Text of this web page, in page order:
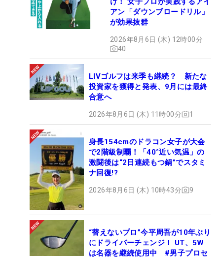
アン「ダウンブロードリル」
が効果抜群
2026年8月6日 (木) 12時00分
40
LIVゴルフは来季も継続？ 新たな
投資家を獲得と発表、9月には最終
合意へ
2026年8月6日 (木) 11時00分 1
身長154cmのドラコン女子が大会
で2階級制覇！「40°近い気温」の
激闘後は“2日連続もつ鍋”でスタミ
ナ回復!?
2026年8月6日 (木) 10時43分 9
“替えないプロ”今平周吾が10年ぶり
にドライバーチェンジ！ UT、5W
は名器を継続使用中 #男子プロセ